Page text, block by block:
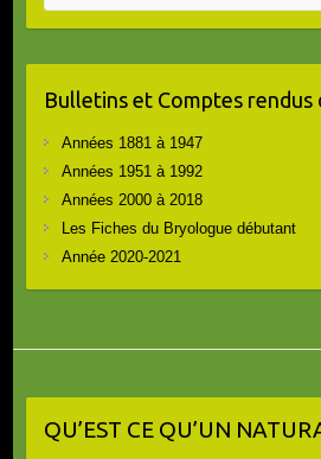
Bulletins et Comptes rendus
Années 1881 à 1947
Années 1951 à 1992
Années 2000 à 2018
Les Fiches du Bryologue débutant
Année 2020-2021
QU’EST CE QU’UN